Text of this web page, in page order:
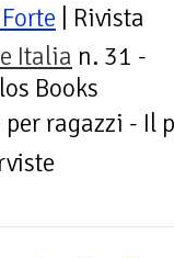
| Rivista
Italia n. 31 -
Books
per ragazzi - Il